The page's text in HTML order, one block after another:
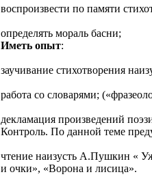
воспроизвести по памяти
определять мораль басни;
Иметь опыт:
заучивание стихотворения
работа со словарями;
декламация произведений
Контроль. По данной теме
чтение наизусть А.Пушкин «
и очки», «Ворона и лисица».